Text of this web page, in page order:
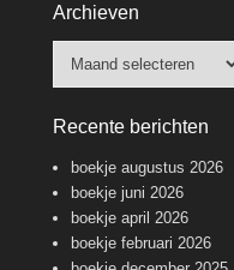
Archieven
Recente berichten
boekje augustus 2026
boekje juni 2026
boekje april 2026
boekje februari 2026